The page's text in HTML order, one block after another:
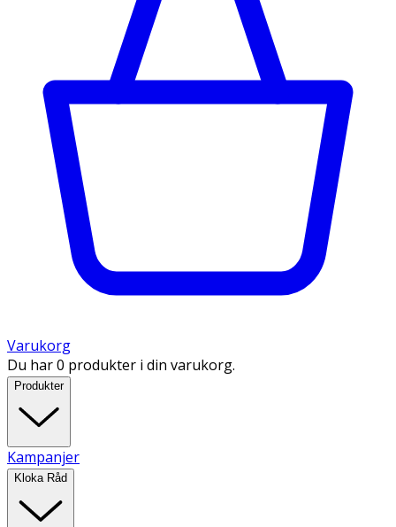
Varukorg
Du har 0 produkter i din varukorg.
Produkter
Kampanjer
Kloka Råd